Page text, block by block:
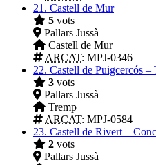
21. Castell de Mur
5 vots
Pallars Jussà
Castell de Mur
ARCAT: MPJ-0346
22. Castell de Puigcercós –
3 vots
Pallars Jussà
Tremp
ARCAT: MPJ-0584
23. Castell de Rivert –
2 vots
Pallars Jussà